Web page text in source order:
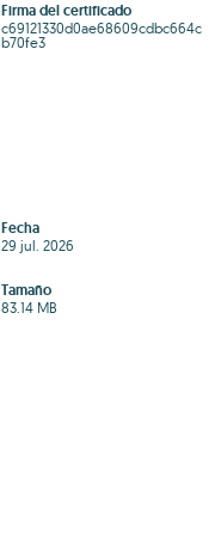
Firma del certificado
c69121330d0ae68609cdbc664c
b70fe3
Fecha
29 jul. 2026
Tamaño
83.14 MB